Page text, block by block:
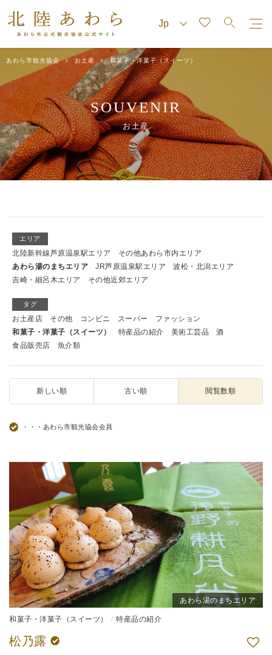
あわら市観光協会 お土産 和菓子・洋菓子（スイーツ）
SOUVENIR
お土産
エリア
北陸新幹線芦原温泉駅エリア
その他あわら市内エリア
あわら湯のまちエリア
JR芦原温泉駅エリア
波松・北潟エリア
吉崎・細呂木エリア
その他近郊エリア
タグ
お土産店 その他 コンビニ スーパー
ファッション
和菓子・洋菓子（スイーツ）
特産品の紹介 美術工芸品
酒
食品販売店
魚介類
新しい順 古い順 閲覧数順
・・・あわら市観光協会会員
あわら湯のまちエリア
和菓子・洋菓子（スイーツ） 特産品の紹介
松乃露